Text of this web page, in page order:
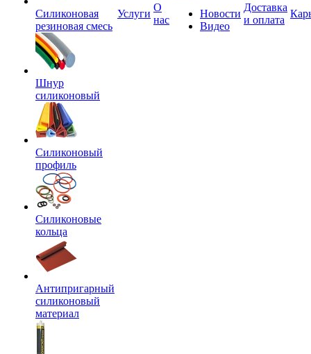
Силиконовая
резиновая смесь
Шнур
силиконовый
Силиконовый
профиль
Силиконовые
кольца
Антипригарный
силиконовый
материал
Услуги
О
нас
Новости
Видео
Доставка
и оплата